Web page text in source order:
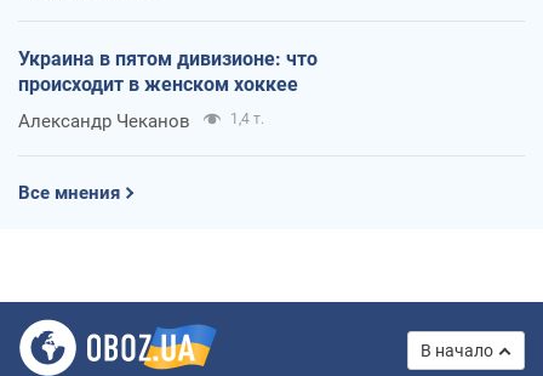
Украина в пятом дивизионе: что
происходит в женском хоккее
Александр Чеканов 1,4 т.
Все мнения
В начало